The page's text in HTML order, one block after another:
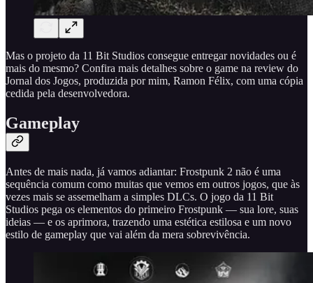
Mas o projeto da 11 Bit Studios consegue entregar novidades ou é
mais do mesmo? Confira mais detalhes sobre o game na review do
Jornal dos Jogos, produzida por mim, Ramon Félix, com uma cópia
cedida pela desenvolvedora.
Gameplay
Antes de mais nada, já vamos adiantar: Frostpunk 2 não é uma
sequência comum como muitas que vemos em outros jogos, que às
vezes mais se assemelham a simples DLCs. O jogo da 11 Bit
Studios pega os elementos do primeiro Frostpunk — sua lore, suas
ideias — e os aprimora, trazendo uma estética estilosa e um novo
estilo de gameplay que vai além da mera sobrevivência.